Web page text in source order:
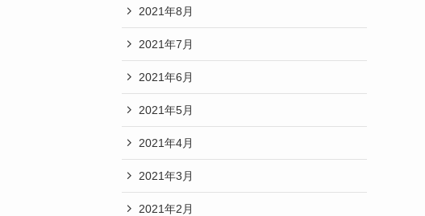
2021年8月
2021年7月
2021年6月
2021年5月
2021年4月
2021年3月
2021年2月